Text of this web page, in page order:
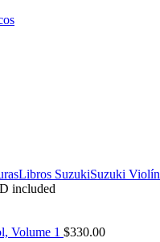
Libros SuzukiSuzuki Violín
included
Volume 1 $330.00